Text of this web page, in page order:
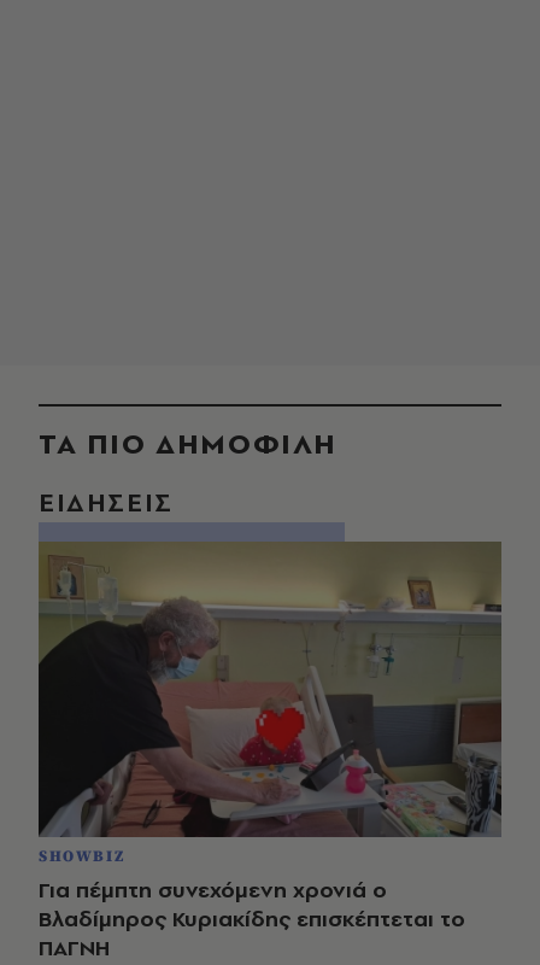
ΤΑ ΠΙΟ ΔΗΜΟΦΙΛΗ
ΕΙΔΗΣΕΙΣ
SHOWBIZ
Για πέμπτη συνεχόμενη χρονιά ο
Βλαδίμηρος Κυριακίδης επισκέπτεται το
ΠΑΓΝΗ